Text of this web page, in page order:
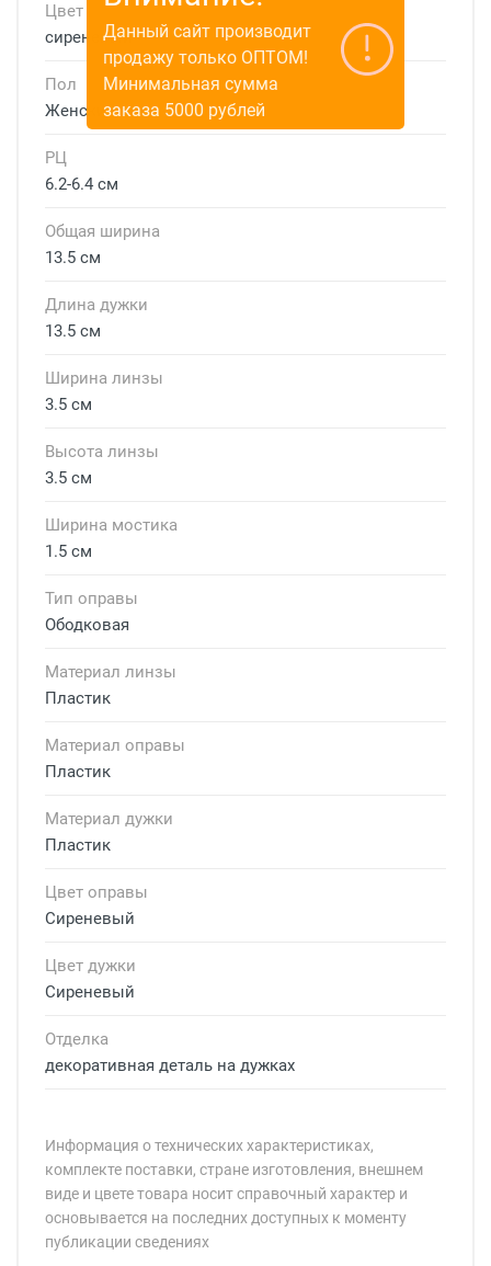
Цвет
сиреневый
Пол
Женские
РЦ
6.2-6.4 см
Общая ширина
13.5 см
Длина дужки
13.5 см
Ширина линзы
3.5 см
Высота линзы
3.5 см
Ширина мостика
1.5 см
Тип оправы
Ободковая
Материал линзы
Пластик
Материал оправы
Пластик
Материал дужки
Пластик
Цвет оправы
Сиреневый
Цвет дужки
Сиреневый
Отделка
декоративная деталь на дужках
Информация о технических характеристиках,
комплекте поставки, стране изготовления, внешнем
виде и цвете товара носит справочный характер и
основывается на последних доступных к моменту
публикации сведениях
Данный сайт производит
продажу только ОПТОМ!
Минимальная сумма
заказа 5000 рублей